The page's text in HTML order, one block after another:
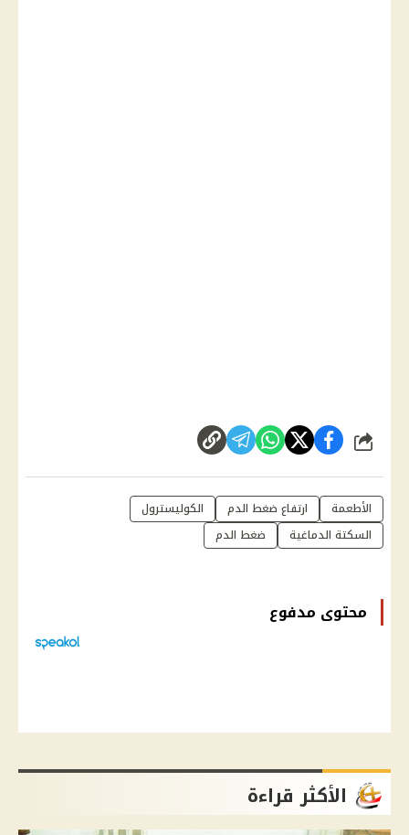
شارك
الأطعمة ارتفاع ضغط الدم
الكوليسترول
السكتة الدماغية
ضغط الدم
محتوى مدفوع
الأكثر قراءة